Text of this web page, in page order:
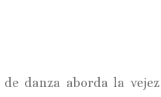
de danza aborda la